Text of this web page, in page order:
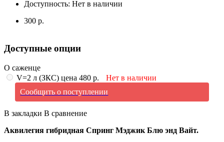
Доступность: Нет в наличии
300 р.
Доступные опции
О саженце
V=2 л (ЗКС) цена 480 р.
Нет в наличии
Сообщить о поступлении
В закладки В сравнение
Аквилегия гибридная Спринг Мэджик Блю энд Вайт.